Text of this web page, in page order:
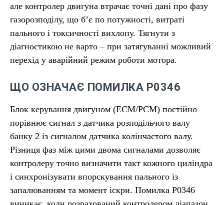
але контролер двигуна втрачає точні дані про фазу
газорозподілу, що б’є по потужності, витраті
пального і токсичності вихлопу. Тягнути з
діагностикою не варто – при затягуванні можливий
перехід у аварійний режим роботи мотора.
ЩО ОЗНАЧАЄ ПОМИЛКА P0346
Блок керування двигуном (ECM/PCM) постійно
порівнює сигнал з датчика розподільчого валу
банку 2 із сигналом датчика колінчастого валу.
Різниця фаз між цими двома сигналами дозволяє
контролеру точно визначити такт кожного циліндра
і синхронізувати впорскування пального із
запалюванням та момент іскри. Помилка P0346